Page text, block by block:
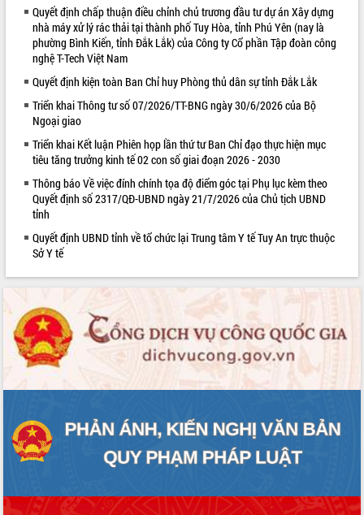
Quyết định chấp thuận điều chỉnh chủ trương đầu tư dự án Xây dựng
nhà máy xử lý rác thải tại thành phố Tuy Hòa, tỉnh Phú Yên (nay là
phường Bình Kiến, tỉnh Đắk Lắk) của Công ty Cổ phần Tập đoàn công
nghệ T-Tech Việt Nam
Quyết định kiện toàn Ban Chỉ huy Phòng thủ dân sự tỉnh Đắk Lắk
Triển khai Thông tư số 07/2026/TT-BNG ngày 30/6/2026 của Bộ
Ngoại giao
Triển khai Kết luận Phiên họp lần thứ tư Ban Chỉ đạo thực hiện mục
tiêu tăng trưởng kinh tế 02 con số giai đoạn 2026 - 2030
Thông báo Về việc đính chính tọa độ điểm góc tại Phụ lục kèm theo
Quyết định số 2317/QĐ-UBND ngày 21/7/2026 của Chủ tịch UBND
tỉnh
Quyết định UBND tỉnh về tổ chức lại Trung tâm Y tế Tuy An trực thuộc
Sở Y tế